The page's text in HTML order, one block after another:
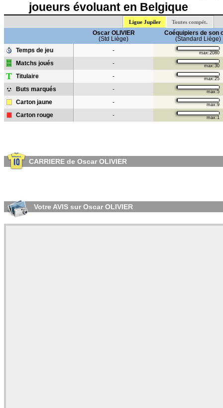
joueurs évoluant en Belgique
Ligue Jupiler Toutes compét.
Oscar OLIVIER
(Std Liège)
Coéquipiers de son
(Standard Liège)
Temps de jeu
- max:2080
Matchs joués - max:30
T Titulaire - max:25
Buts marqués - max:5
Carton jaune - max:9
Carton rouge - max:1
CARRIERE de Oscar OLIVIER
Votre AVIS sur Oscar OLIVIER